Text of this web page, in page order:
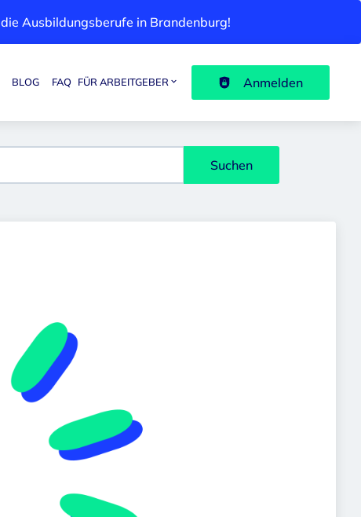
Ausbildungsberufe in Brandenburg!
BLOG FAQ FÜR ARBEITGEBER Anmelden
Suchen